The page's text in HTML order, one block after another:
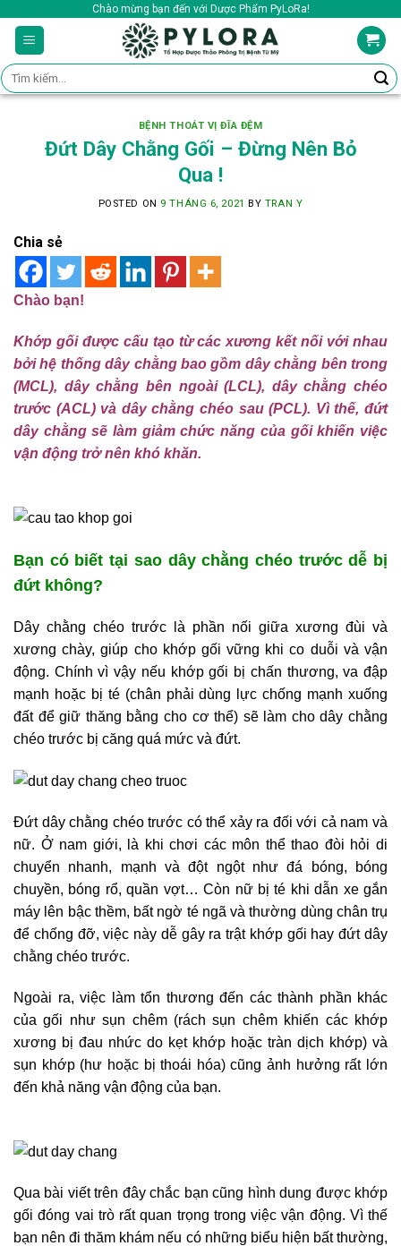
content
Chào mừng bạn đến với Dược Phẩm PyLoRa!
Tìm
kiếm:
BỆNH THOÁT VỊ ĐĨA ĐỆM
Đứt Dây Chằng Gối – Đừng Nên Bỏ
Qua !
POSTED ON 9 THÁNG 6, 2021 BY TRAN Y
Chia sẻ
Chào bạn!
Khớp gối được cấu tạo từ các xương kết nối với nhau
bởi hệ thống dây chằng bao gồm dây chằng bên trong
(MCL), dây chằng bên ngoài (LCL), dây chằng chéo
trước (ACL) và dây chằng chéo sau (PCL). Vì thế, đứt
dây chằng sẽ làm giảm chức năng của gối khiến việc
vận động trở nên khó khăn.
Bạn có biết tại sao dây chằng chéo trước dễ bị
đứt không?
Dây chằng chéo trước là phần nối giữa xương đùi và
xương chày, giúp cho khớp gối vững khi co duỗi và vận
động. Chính vì vậy nếu khớp gối bị chấn thương, va đập
mạnh hoặc bị té (chân phải dùng lực chống mạnh xuống
đất để giữ thăng bằng cho cơ thể) sẽ làm cho dây chằng
chéo trước bị căng quá mức và đứt.
Đứt dây chằng chéo trước có thể xảy ra đối với cả nam và
nữ. Ở nam giới, là khi chơi các môn thể thao đòi hỏi di
chuyển nhanh, mạnh và đột ngột như đá bóng, bóng
chuyền, bóng rổ, quần vợt… Còn nữ bị té khi dẫn xe gắn
máy lên bậc thềm, bất ngờ té ngã và thường dùng chân trụ
để chống đỡ, việc này dễ gây ra trật khớp gối hay đứt dây
chằng chéo trước.
Ngoài ra, việc làm tổn thương đến các thành phần khác
của gối như sụn chêm (rách sụn chêm khiến các khớp
xương bị đau nhức do kẹt khớp hoặc tràn dịch khớp) và
sụn khớp (hư hoặc bị thoái hóa) cũng ảnh hưởng rất lớn
đến khả năng vận động của bạn.
Qua bài viết trên đây chắc bạn cũng hình dung được khớp
gối đóng vai trò rất quan trọng trong việc vận động. Vì thế
bạn nên đi thăm khám nếu có những biểu hiện bất thường,